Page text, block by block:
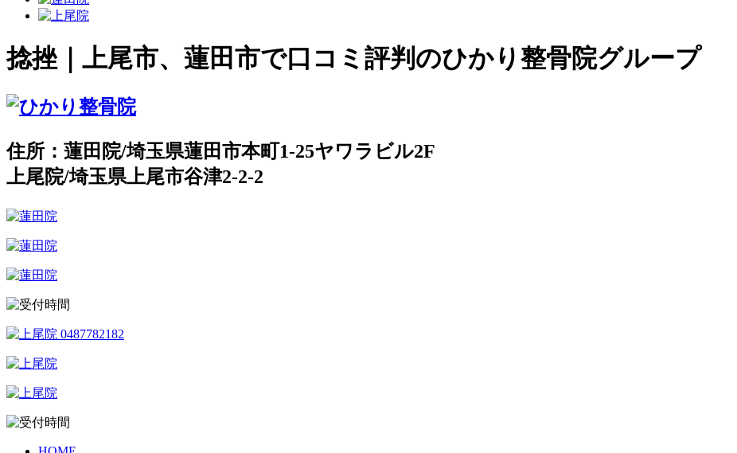
捻挫｜上尾市、蓮田市で口コミ評判のひかり整骨院グループ
住所：蓮田院/埼玉県蓮田市本町1-25ヤワラビル2F
上尾院/埼玉県上尾市谷津2-2-2